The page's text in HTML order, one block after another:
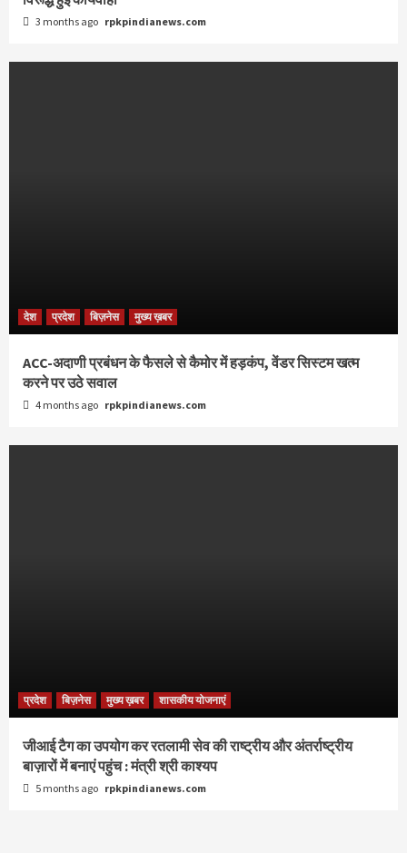
3 months ago rpkpindianews.com
देश प्रदेश बिज़नेस मुख्य ख़बर
ACC-अदाणी प्रबंधन के फैसले से कैमोर में हड़कंप, वेंडर सिस्टम खत्म
करने पर उठे सवाल
4 months ago rpkpindianews.com
प्रदेश बिज़नेस मुख्य ख़बर शासकीय योजनाएं
जीआई टैग का उपयोग कर रतलामी सेव की राष्ट्रीय और अंतर्राष्ट्रीय
बाज़ारों में बनाएं पहुंच : मंत्री श्री काश्यप
5 months ago rpkpindianews.com